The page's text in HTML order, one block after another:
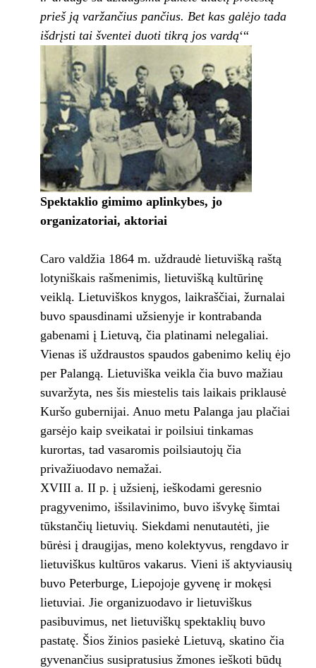
prieš ją varžančius pančius. Bet kas galėjo tada
išdrįsti tai šventei duoti tikrą jos vardą‘“
Spektaklio gimimo aplinkybes, jo
organizatoriai, aktoriai
Caro valdžia 1864 m. uždraudė lietuvišką raštą
lotyniškais rašmenimis, lietuvišką kultūrinę
veiklą. Lietuviškos knygos, laikraščiai, žurnalai
buvo spausdinami užsienyje ir kontrabanda
gabenami į Lietuvą, čia platinami nelegaliai.
Vienas iš uždraustos spaudos gabenimo kelių ėjo
per Palangą. Lietuviška veikla čia buvo mažiau
suvaržyta, nes šis miestelis tais laikais priklausė
Kuršo gubernijai. Anuo metu Palanga jau plačiai
garsėjo kaip sveikatai ir poilsiui tinkamas
kurortas, tad vasaromis poilsiautojų čia
privažiuodavo nemažai.
XVIII a. II p. į užsienį, ieškodami geresnio
pragyvenimo, išsilavinimo, buvo išvykę šimtai
tūkstančių lietuvių. Siekdami nenutautėti, jie
būrėsi į draugijas, meno kolektyvus, rengdavo ir
lietuviškus kultūros vakarus. Vieni iš aktyviausių
buvo Peterburge, Liepojoje gyvenę ir mokęsi
lietuviai. Jie organizuodavo ir lietuviškus
pasibuvimus, net lietuviškų spektaklių buvo
pastatę. Šios žinios pasiekė Lietuvą, skatino čia
gyvenančius susipratusius žmones ieškoti būdų